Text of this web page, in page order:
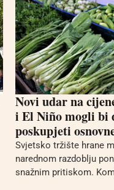
Novi udar na
i El Niño mogli bi
poskupjeti
Svjetsko tržište hrane
narednom razdoblju
snažnim pritiskom.